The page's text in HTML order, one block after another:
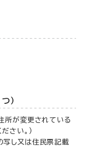
）
所が変更されている
さい。）
写し又は住民票記載